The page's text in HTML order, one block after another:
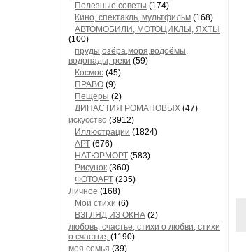
Полезные советы (174)
Кино, спектакль, мультфильм (168)
АВТОМОБИЛИ, МОТОЦИКЛЫ, ЯХТЫ
(100)
пруды,озёра,моря,водоёмы,
водопады, реки (59)
Космос (45)
ПРАВО (9)
Пещеры (2)
ДИНАСТИЯ РОМАНОВЫХ (47)
искусство (3912)
Иллюстрации (1824)
АРТ (676)
НАТЮРМОРТ (583)
Рисунок (360)
ФОТОАРТ (235)
Личное (168)
Мои стихи (6)
ВЗГЛЯД ИЗ ОКНА (2)
любовь, счастье, стихи о любви, стихи
о счастье, (1190)
моя семья (39)